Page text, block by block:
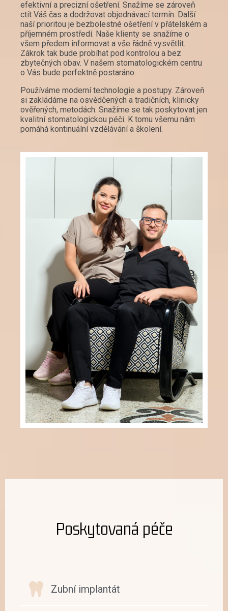
efektivní a precizní ošetření. Snažíme se zároveň
ctít Váš čas a dodržovat objednávací termín. Další
naší prioritou je bezbolestné ošetření v přátelském a
příjemném prostředí. Naše klienty se snažíme o
všem předem informovat a vše řádně vysvětlit.
Zákrok tak bude probíhat pod kontrolou a bez
zbytečných obav. V našem stomatologickém centru
o Vás bude perfektně postaráno.
Používáme moderní technologie a postupy. Zároveň
si zakládáme na osvědčených a tradičních, klinicky
ověřených, metodách. Snažíme se tak poskytovat jen
kvalitní stomatologickou péči. K tomu všemu nám
pomáhá kontinuální vzdělávání a školení.
Poskytovaná péče
Zubní implantát